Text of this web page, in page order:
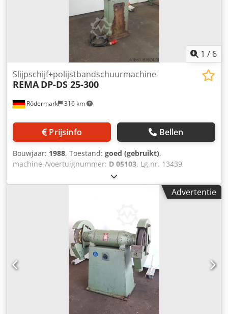
1 / 6
Rödermark 316 km
Slijpschijf+polijstbandschuurmachine
REMA DP-DS 25-300
Prijsinfo Bellen
Bouwjaar: 1988, Toestand: goed (gebruikt),
machine-/voertuignummer: D 05103, Lg.nr. 13439
Technische gegevens: - Afmeting polijstschijf-slijpschijf ca.
300 x 40 x 76 mm - Afmeting schuurband ca. 3500 x 50 mm
- Afmeting contactschijf 400 x 50 mm Chodpfx Afsk D
Benodigde ruimte ca. B 1100 x H 2450 x D 800 mm -
Gewicht ca. 300 kg
Advertentie